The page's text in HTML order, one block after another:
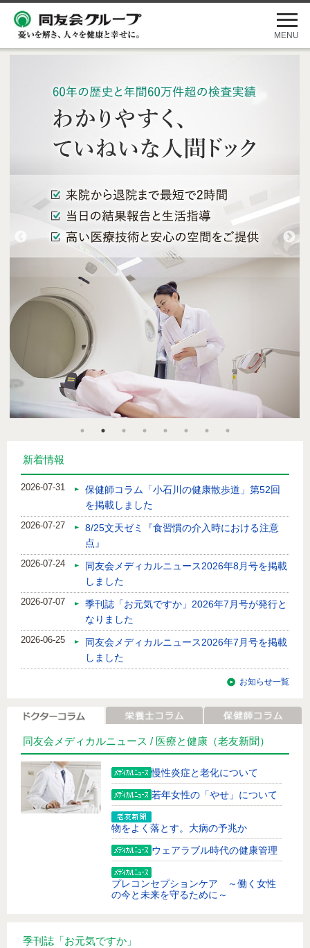
メ
ニ
ュ
ー
MENU
新着情報
2026-07-31
保健師コラム「小石川の健康散歩道」第52回
を掲載しました
2026-07-27
8/25文天ゼミ『食習慣の介入時における注意
点』
2026-07-24
同友会メディカルニュース2026年8月号を掲載
しました
2026-07-07
季刊誌「お元気ですか」2026年7月号が発行と
なりました
2026-06-25
同友会メディカルニュース2026年7月号を掲載
しました
お知らせ一覧
同友会メディカルニュース / 医療と健康 （老友新聞）
慢性炎症と老化について
若年女性の「やせ」について
物をよく落とす。大病の予兆か
ウェアラブル時代の健康管理
プレコンセプションケア ～働く女性
の今と未来を守るために～
季刊誌「お元気ですか」